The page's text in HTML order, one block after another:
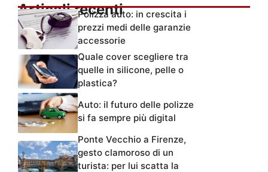
Articoli recentiPolizza auto: in crescita i
prezzi medi delle garanzie
accessorie
Quale cover scegliere tra
quelle in silicone, pelle o
plastica?
Auto: il futuro delle polizze
si fa sempre più digital
Ponte Vecchio a Firenze,
gesto clamoroso di un
turista: per lui scatta la